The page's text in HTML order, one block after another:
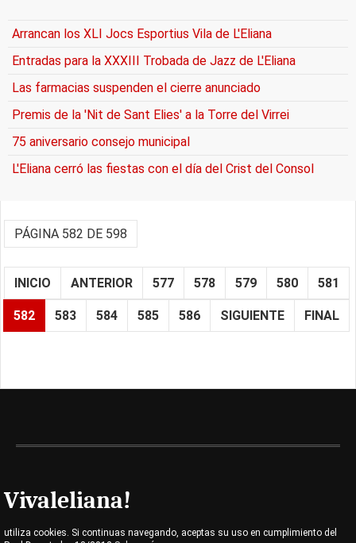
Arrancan los XLI Jocs Esportius Vila de L'Eliana
Entradas para la XXXIII Trobada de Jazz de L'Eliana
Las farmacias suspenden el cierre anunciado
Premis de la 'Nit de Sant Elies' a la Torre del Virrei
75 aniversario consejo municipal
L'Eliana cerró las fiestas con el día del Crist del Consol
PÁGINA 582 DE 598
INICIO ANTERIOR 577 578 579 580 581
582 583 584 585 586 SIGUIENTE FINAL
Vivaleliana!
utiliza cookies. Si continuas navegando, aceptas su uso en cumplimiento del